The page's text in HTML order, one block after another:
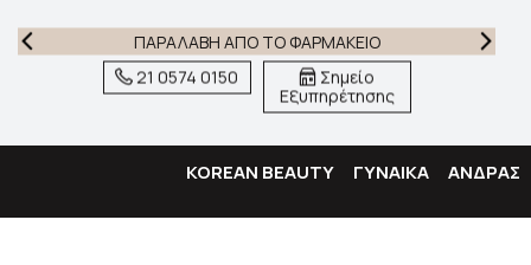
ΠΑΡΑΛΑΒΗ ΑΠΟ ΤΟ ΦΑΡΜΑΚΕΙΟ
21 0574 0150
Σημείο
Εξυπηρέτησης
KOREAN BEAUTY ΓΥΝΑΙΚΑ ΑΝΔΡΑΣ